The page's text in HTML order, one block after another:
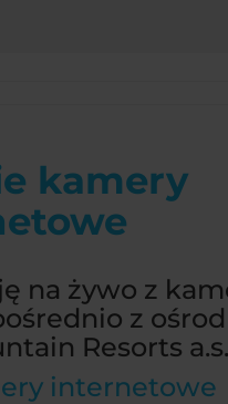
kamery
na żywo z
z
Resorts a.s.
internetowe